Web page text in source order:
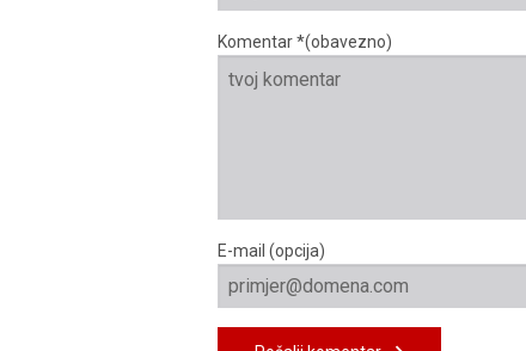
Komentar *(obavezno)
E-mail (opcija)